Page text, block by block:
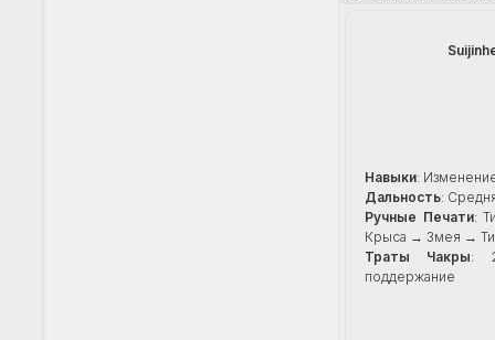
Навыки:
Дальность:
Ручные Печати:
Крыса → Змея →
Траты Чакры:
поддержание